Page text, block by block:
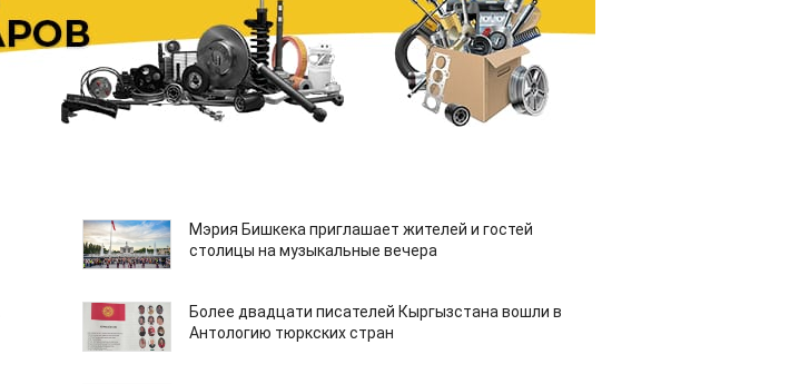
Мэрия Бишкека приглашает жителей и гостей
столицы на музыкальные вечера
Более двадцати писателей Кыргызстана вошли в
Антологию тюркских стран